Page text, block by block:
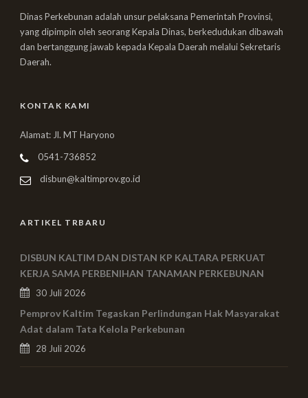
Dinas Perkebunan adalah unsur pelaksana Pemerintah Provinsi,
yang dipimpin oleh seorang Kepala Dinas, berkedudukan dibawah
dan bertanggung jawab kepada Kepala Daerah melalui Sekretaris
Daerah.
KONTAK KAMI
Alamat: Jl. MT Haryono
0541-736852
disbun@kaltimprov.go.id
ARTIKEL TRBARU
DISBUN KALTIM DAN DISTAN KP KALTARA PERKUAT
KERJA SAMA PERBENIHAN TANAMAN PERKEBUNAN
30 Juli 2026
Pemprov Kaltim Tegaskan Perlindungan Hak Masyarakat
Adat dalam Tata Kelola Perkebunan
28 Juli 2026